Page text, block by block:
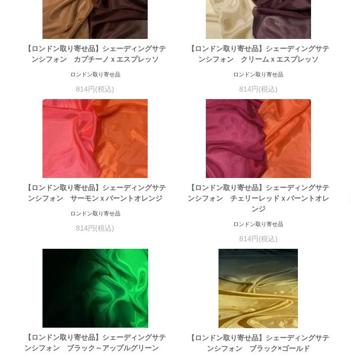
【ロンドン取り寄せ品】シェーディングサテ
ンシフォン カプチーノｘエスプレッソ
ロンドン取り寄せ品
814円(税込)
【ロンドン取り寄せ品】シェーディングサテ
ンシフォン クリームｘエスプレッソ
ロンドン取り寄せ品
814円(税込)
【ロンドン取り寄せ品】シェーディングサテ
ンシフォン サーモンｘバーントオレンジ
ロンドン取り寄せ品
814円(税込)
【ロンドン取り寄せ品】シェーディングサテ
ンシフォン チェリーレッドｘバーントオレ
ンジ
ロンドン取り寄せ品
814円(税込)
【ロンドン取り寄せ品】シェーディングサテ
ンシフォン ブラック～アップルグリーン
【ロンドン取り寄せ品】シェーディングサテ
ンシフォン ブラック×ゴールド